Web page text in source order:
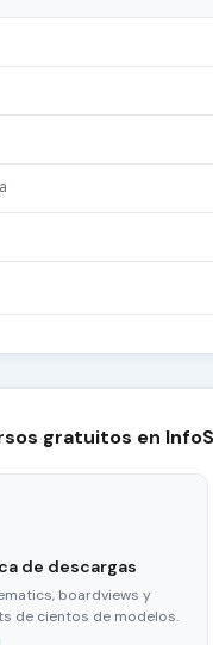
gratuitos en
de descargas
boardviews y
de cientos de modelos.